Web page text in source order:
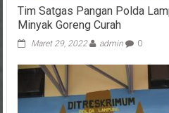
Tim Satgas Pangan Polda
Minyak Goreng Curah
Maret 29, 2022 admin 0